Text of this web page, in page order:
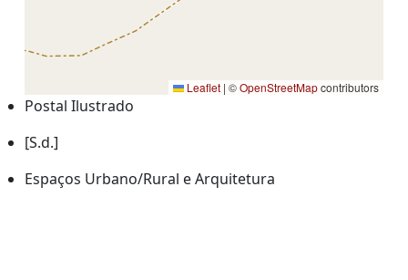
Leaflet | ©OpenStreetMapcontributors
Postal Ilustrado
[S.d.]
Espaços Urbano/Rural e Arquitetura